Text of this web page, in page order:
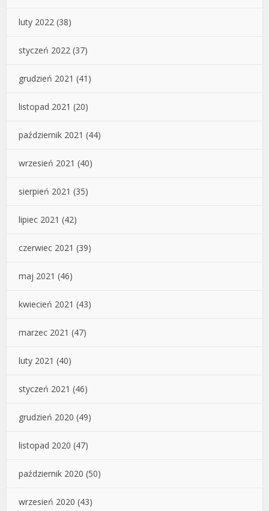
luty 2022 (38)
styczeń 2022 (37)
grudzień 2021 (41)
listopad 2021 (20)
październik 2021 (44)
wrzesień 2021 (40)
sierpień 2021 (35)
lipiec 2021 (42)
czerwiec 2021 (39)
maj 2021 (46)
kwiecień 2021 (43)
marzec 2021 (47)
luty 2021 (40)
styczeń 2021 (46)
grudzień 2020 (49)
listopad 2020 (47)
październik 2020 (50)
wrzesień 2020 (43)